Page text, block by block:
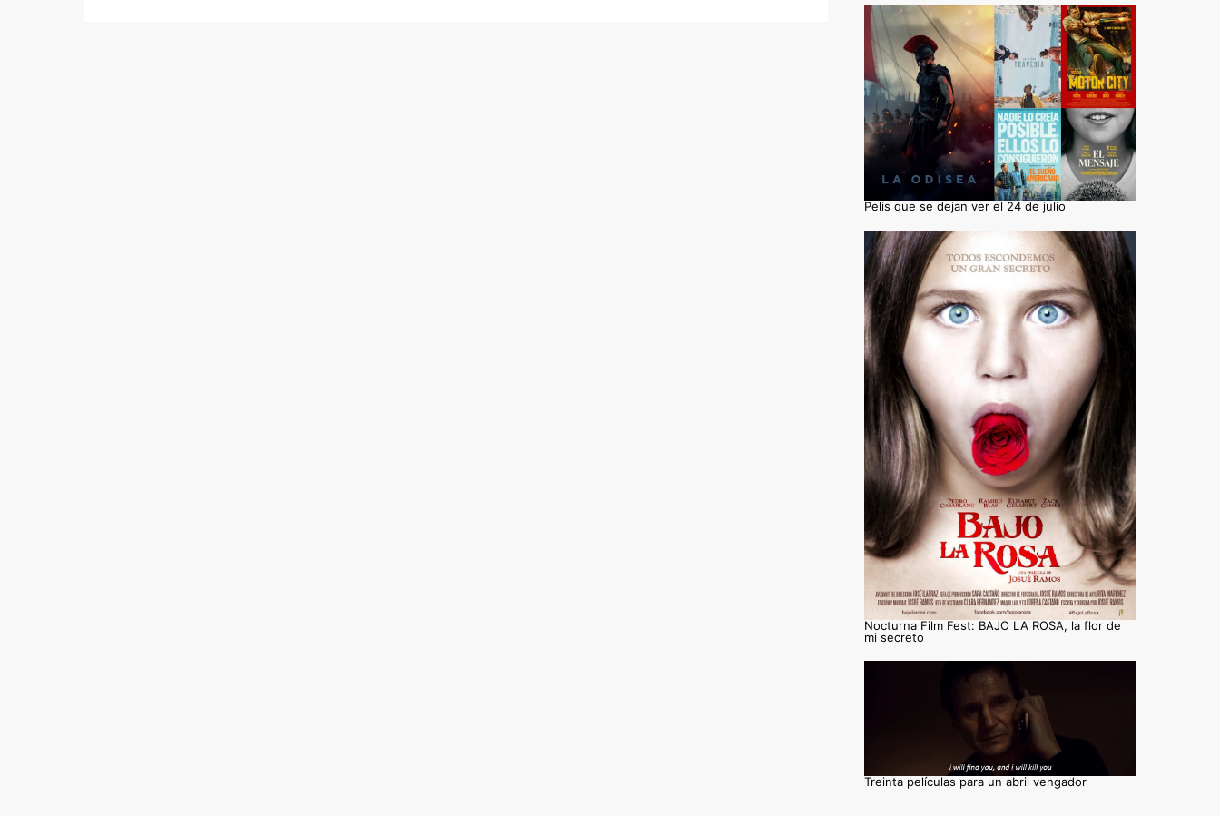
Pelis que se dejan ver el 24 de julio
Nocturna Film Fest: BAJO LA ROSA, la flor de
mi secreto
Treinta películas para un abril vengador